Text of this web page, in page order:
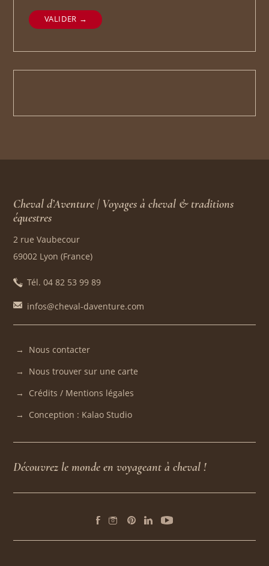
VALIDER →
Cheval d’Aventure | Voyages à cheval & traditions
équestres
2 rue Vaubecour
69002 Lyon (France)
Tél. 04 82 53 99 89
infos@cheval-daventure.com
Nous contacter
Nous trouver sur une carte
Crédits / Mentions légales
Conception : Kalao Studio
Découvrez le monde en voyageant à cheval !